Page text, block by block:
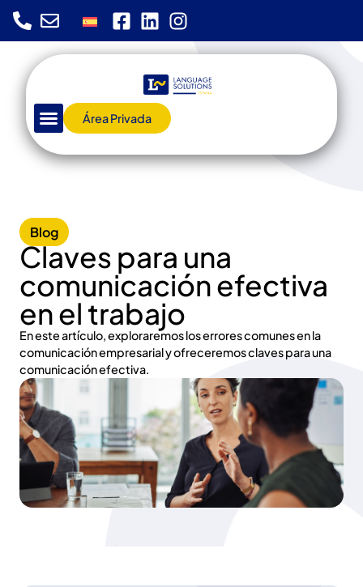
Área Privada
Blog
Claves para una
comunicación efectiva
en el trabajo
En este artículo, exploraremos los errores comunes en la
comunicación empresarial y ofreceremos claves para una
comunicación efectiva.